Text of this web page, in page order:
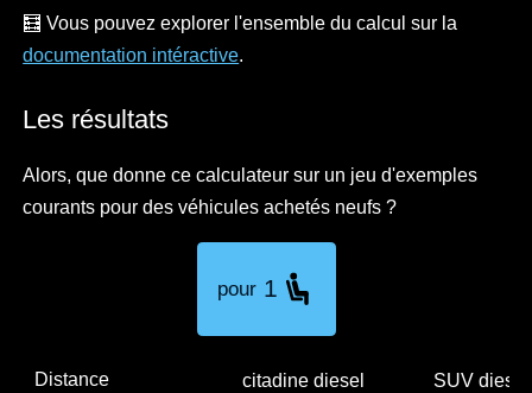
🧮 Vous pouvez explorer l'ensemble du calcul sur la
documentation intéractive.
Les résultats
Alors, que donne ce calculateur sur un jeu d'exemples
courants pour des véhicules achetés neufs ?
pour 1
Distance citadine diesel SUV diesel